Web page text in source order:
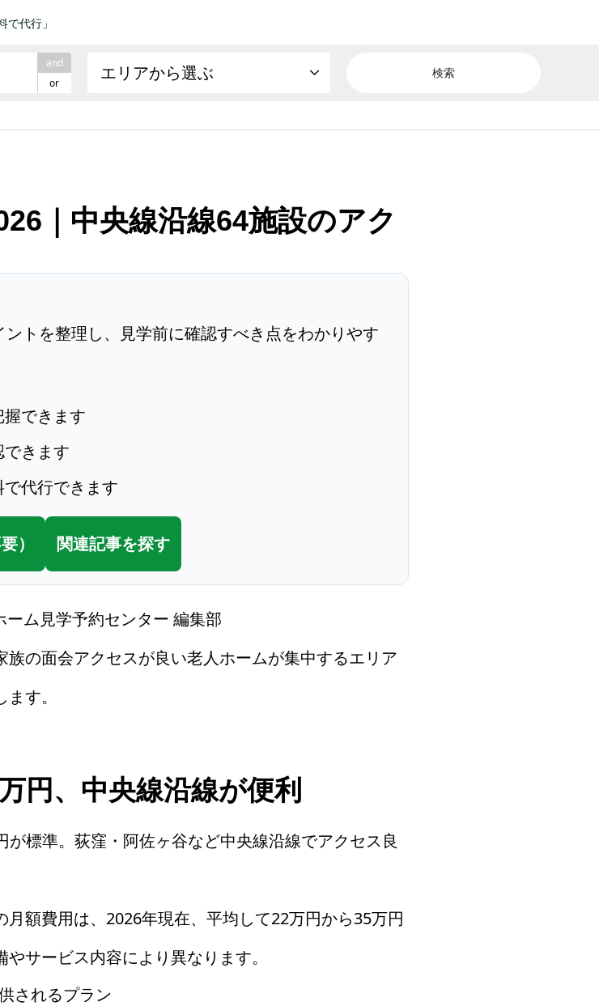
で代行」
and
or
エリアから選ぶ
｜中央線沿線64施設のアク
トを整理し、見学前に確認すべき点をわかりやす
できます
きます
代行できます
） 関連記事を探す
ーム見学予約センター 編集部
の面会アクセスが良い老人ホームが集中するエリア
す。
円、中央線沿線が便利
標準。荻窪・阿佐ヶ谷など中央線沿線でアクセス良
額費用は、2026年現在、平均して22万円から35万円
サービス内容により異なります。
されるプラン